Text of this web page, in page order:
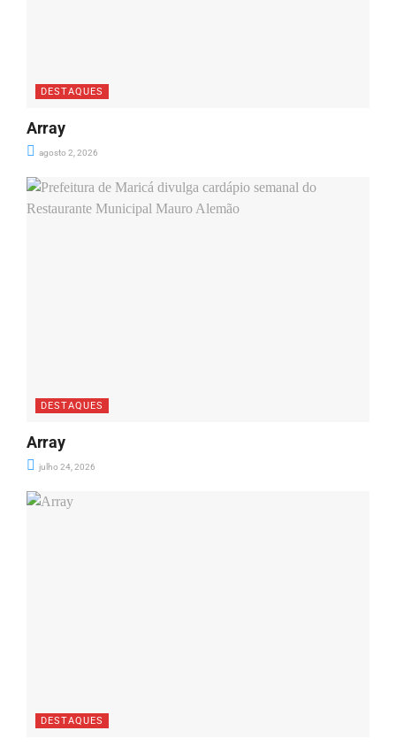
DESTAQUES
Array
agosto 2, 2026
DESTAQUES
Array
julho 24, 2026
DESTAQUES